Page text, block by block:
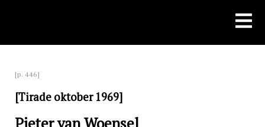
[p. 446]
[Tirade oktober 1969]
Pieter van Woensel